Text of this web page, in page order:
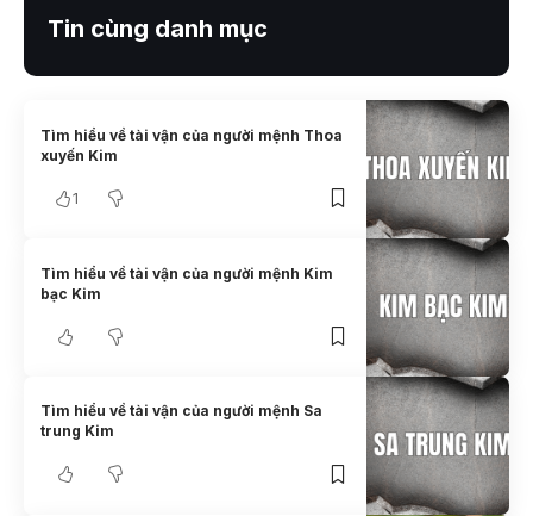
Tin cùng danh mục
Tìm hiểu về tài vận của người mệnh Thoa
xuyến Kim
1
Tìm hiểu về tài vận của người mệnh Kim
bạc Kim
Tìm hiểu về tài vận của người mệnh Sa
trung Kim